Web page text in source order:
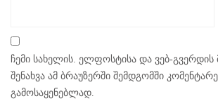
ჩემი სახელის. ელფოსტისა და ვებ-გვერდის
შენახვა ამ ბრაუზერში შემდგომში
გამოსაყენებლად.